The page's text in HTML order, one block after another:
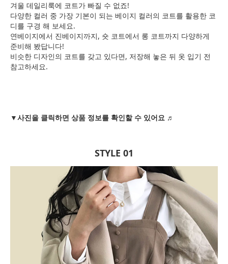
겨울 데일리룩에 코트가 빠질 수 없죠!
다양한 컬러 중 가장 기본이 되는 베이지 컬러의 코트를 활용한 코
디를 구경 해 보세요.
연베이지에서 진베이지까지, 숏 코트에서 롱 코트까지 다양하게
준비해 봤답니다!
비슷한 디자인의 코트를 갖고 있다면, 저장해 놓은 뒤 옷 입기 전
참고하세요.
▼사진을 클릭하면 상품 정보를 확인할 수 있어요 ♬
STYLE 01